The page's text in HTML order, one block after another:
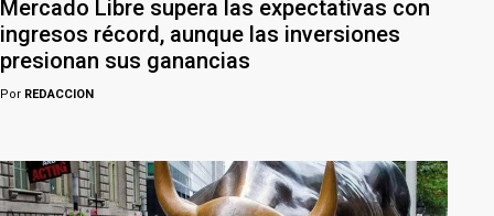
Mercado Libre supera las expectativas con
ingresos récord, aunque las inversiones
presionan sus ganancias
Por REDACCION